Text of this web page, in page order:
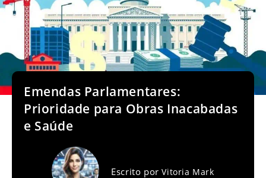
Emendas Parlamentares:
Prioridade para Obras Inacabadas
e Saúde
Escrito porVitoria Mark